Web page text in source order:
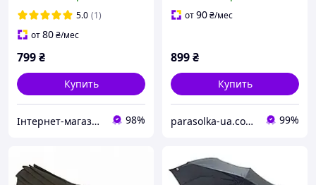
Серебряный дождь
черный (CD24-1600)
5.0 (1)
от80₴/мес
799₴
Купить
Інтернет-магазин Sport Year 98%
от90₴/мес
899₴
Купить
parasolka-ua.com.ua 99%